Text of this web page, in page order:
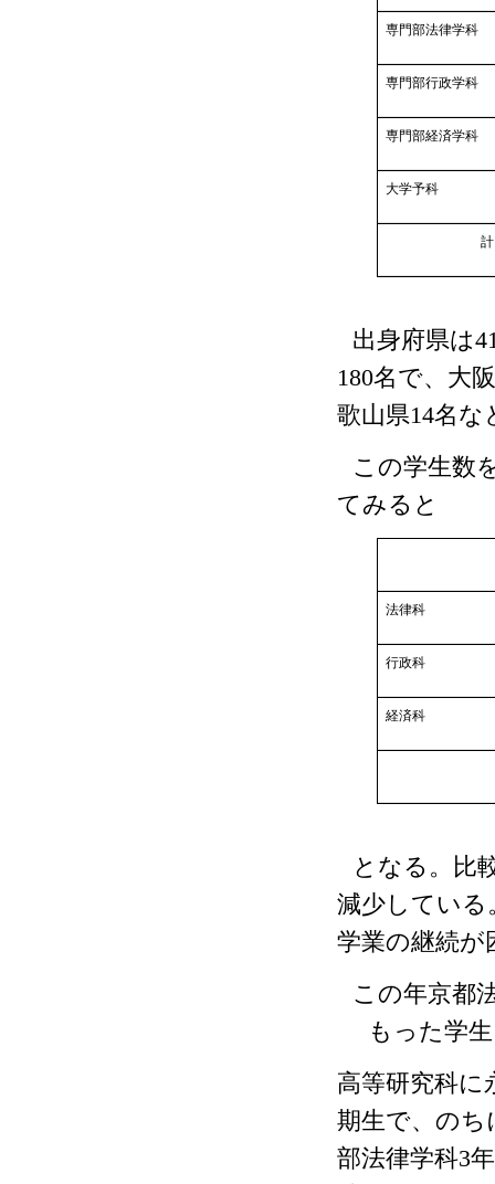
専門部法律学科
専門部行政学科
専門部経済学科
大学予科
計
出身府県は
180名で、大
歌山県14名な
この学生数
てみると
法律科
行政科
経済科
となる。比
減少している
学業の継続が
この年京都
もった学
高等研究科に
期生で、のち
部法律学科3